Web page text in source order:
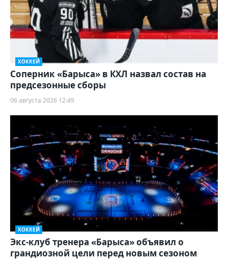
ХОККЕЙ
Соперник «Барыса» в КХЛ назвал состав на
предсезонные сборы
06 августа 2026 12:49
ХОККЕЙ
Экс-клуб тренера «Барыса» объявил о
грандиозной цели перед новым сезоном